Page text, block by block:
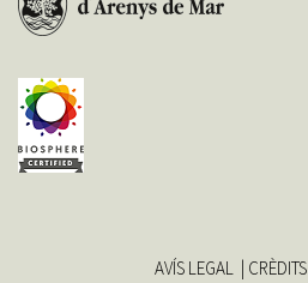
AVÍS LEGAL CRÈDITS